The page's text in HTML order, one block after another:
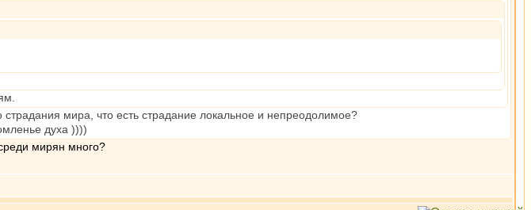
мира, что есть страдание локальное и непреодолимое?
духа ))))
мирян много?